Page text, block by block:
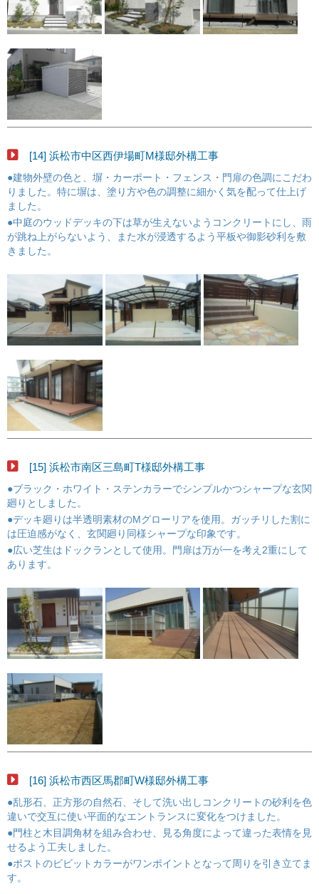
[14] 浜松市中区西伊場町M様邸外構工事
●建物外壁の色と、塀・カーポート・フェンス・門扉の色調にこだわ
りました。特に塀は、塗り方や色の調整に細かく気を配って仕上げ
ました。
●中庭のウッドデッキの下は草が生えないようコンクリートにし、雨
が跳ね上がらないよう、また水が浸透するよう平板や御影砂利を敷
きました。
[15] 浜松市南区三島町T様邸外構工事
●ブラック・ホワイト・ステンカラーでシンプルかつシャープな玄関
廻りとしました。
●デッキ廻りは半透明素材のMグローリアを使用。ガッチリした割に
は圧迫感がなく、玄関廻り同様シャープな印象です。
●広い芝生はドックランとして使用。門扉は万が一を考え2重にして
あります。
[16] 浜松市西区馬郡町W様邸外構工事
●乱形石、正方形の自然石、そして洗い出しコンクリートの砂利を色
違いで交互に使い平面的なエントランスに変化をつけました。
●門柱と木目調角材を組み合わせ、見る角度によって違った表情を見
せるよう工夫しました。
●ポストのビビットカラーがワンポイントとなって周りを引き立てま
す。